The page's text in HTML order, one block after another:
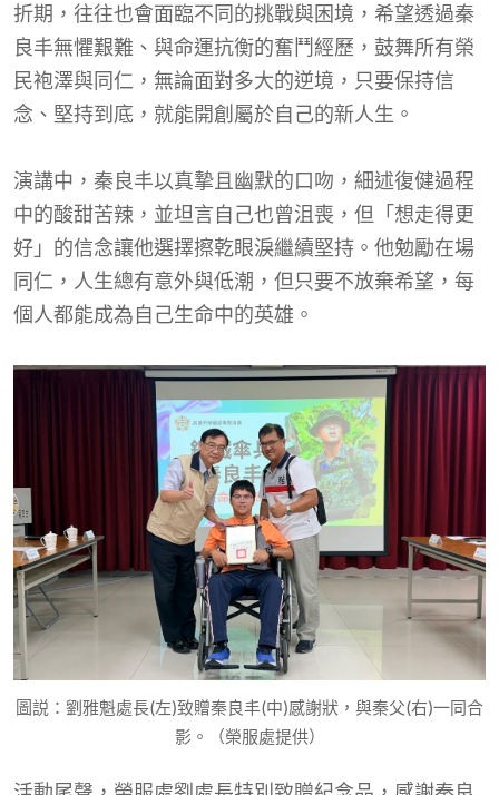
折期，往往也會面臨不同的挑戰與困境，希望透過秦
良丰無懼艱難、與命運抗衡的奮鬥經歷，鼓舞所有榮
民袍澤與同仁，無論面對多大的逆境，只要保持信
念、堅持到底，就能開創屬於自己的新人生。
演講中，秦良丰以真摯且幽默的口吻，細述復健過程
中的酸甜苦辣，並坦言自己也曾沮喪，但「想走得更
好」的信念讓他選擇擦乾眼淚繼續堅持。他勉勵在場
同仁，人生總有意外與低潮，但只要不放棄希望，每
個人都能成為自己生命中的英雄。
圖説：劉雅魁處長(左)致贈秦良丰(中)感謝狀，與秦父(右)一同合
影。（榮服處提供）